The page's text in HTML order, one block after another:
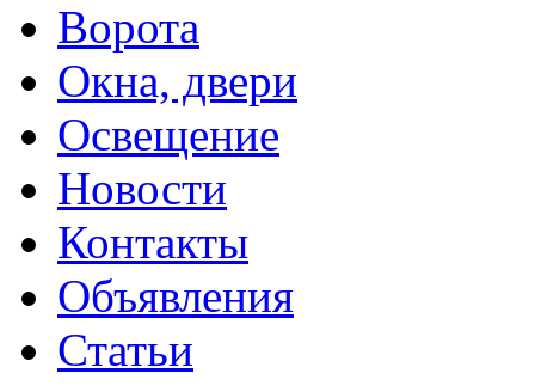
Ворота
Окна, двери
Освещение
Новости
Контакты
Объявления
Статьи